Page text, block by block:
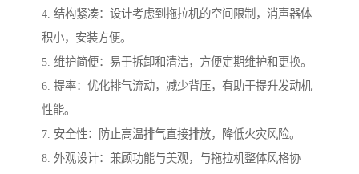
4. 结构紧凑：设计考虑到拖拉机的空间限制，消声器体
积小，安装方便。
5. 维护简便：易于拆卸和清洁，方便定期维护和更换。
6. 提率：优化排气流动，减少背压，有助于提升发动机
性能。
7. 安全性：防止高温排气直接排放，降低火灾风险。
8. 外观设计：兼顾功能与美观，与拖拉机整体风格协